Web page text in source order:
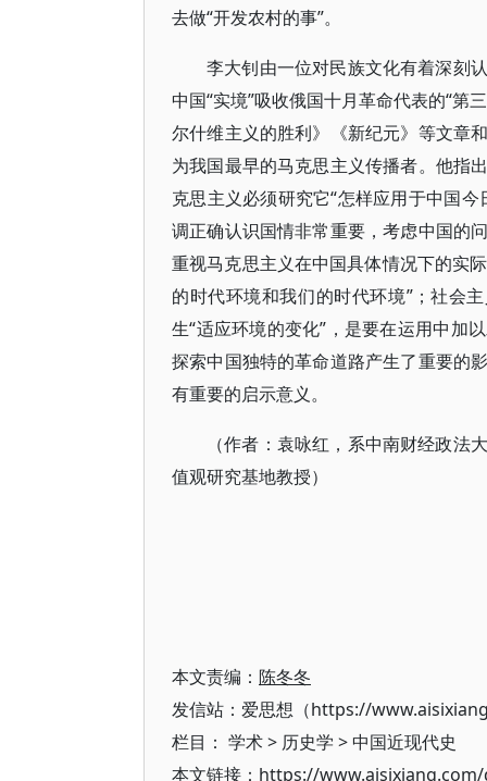
去做“开发农村的事”。
李大钊由一位对民族文化有着深刻
中国“实境”吸收俄国十月革命代表的“第
尔什维主义的胜利》《新纪元》等文章
为我国最早的马克思主义传播者。他指
克思主义必须研究它“怎样应用于中国
调正确认识国情非常重要，考虑中国的
重视马克思主义在中国具体情况下的实
的时代环境和我们的时代环境”；社会
生“适应环境的变化”，是要在运用中加
探索中国独特的革命道路产生了重要的
有重要的启示意义。
（作者：袁咏红，系中南财经政
值观研究基地教授）
本文责编： 陈冬冬
发信站：爱思想（https://
栏目： 学术> 历史学 >中国近现代史
本文链接：https://